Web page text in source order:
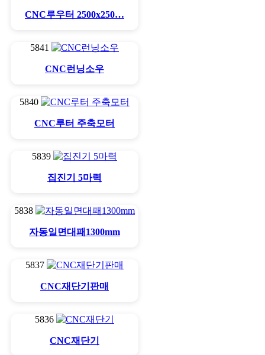
CNC루우터 2500x250…
5841
CNC런닝소우
5840
CNC루터 주축모터
5839
집진기 5마력
5838
자동일면대패1300mm
5837
CNC재단기판매
5836
CNC재단기